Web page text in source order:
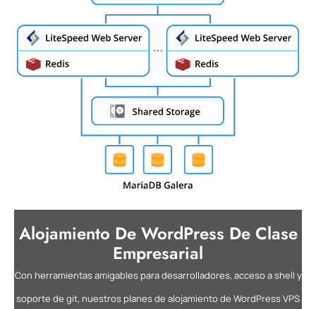
Alojamiento De WordPress De Clase
Empresarial
Con herramientas amigables para desarrolladores, acceso a shell y
soporte de git, nuestros planes de alojamiento de WordPress VPS